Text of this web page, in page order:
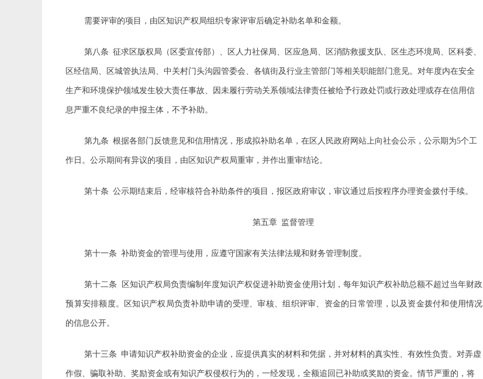
需要评审的项目，由区知识产权局组织专家评审后确定补助名单和金额。
第八条征求区版权局（区委宣传部）、区人力社保局、区应急局、区消防救援支队、区生态环境局、区科委、
区经信局、区城管执法局、中关村门头沟园管委会、各镇街及行业主管部门等相关职能部门意见。对年度内在安全
生产和环境保护领域发生较大责任事故、因未履行劳动关系领域法律责任被给予行政处罚或行政处理或存在信用信
息严重不良纪录的申报主体，不予补助。
第九条根据各部门反馈意见和信用情况，形成拟补助名单，在区人民政府网站上向社会公示，公示期为5个工
作日。公示期间有异议的项目，由区知识产权局重审，并作出重审结论。
第十条公示期结束后，经审核符合补助条件的项目，报区政府审议，审议通过后按程序办理资金拨付手续。
第五章 监督管理
第十一条补助资金的管理与使用，应遵守国家有关法律法规和财务管理制度。
第十二条 区知识产权局负责编制年度知识产权促进补助资金使用计划，每年知识产权补助总额不超过当年财政
预算安排额度。区知识产权局负责补助申请的受理、审核、组织评审、资金的日常管理，以及资金拨付和使用情况
的信息公开。
第十三条申请知识产权补助资金的企业，应提供真实的材料和凭据，并对材料的真实性、有效性负责。对弄虚
作假、骗取补助、奖励资金或有知识产权侵权行为的，一经发现，全额追回已补助或奖励的资金。情节严重的，将